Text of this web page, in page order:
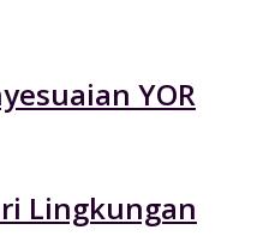
YOR
Lingkungan